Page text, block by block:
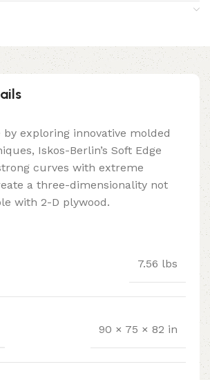
by exploring innovative molded
Iskos-Berlin’s Soft Edge
curves with extreme
a three-dimensionality not
with 2-D plywood.
7.56 lbs
90 × 75 × 82 in